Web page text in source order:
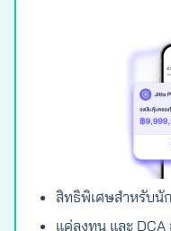
สิทธิพิเศษสำหรับนั
แค่ลงทุน และ